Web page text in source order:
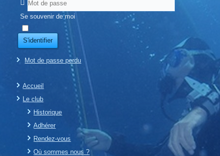
Se souvenir de moi
S'identifier
Mot de passe perdu
Accueil
Le club
Historique
Adhérer
Rendez-vous
Où sommes nous ?